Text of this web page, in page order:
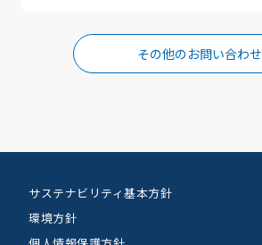
その他のお問い合わせ
サステナビリティ基本方針
環境方針